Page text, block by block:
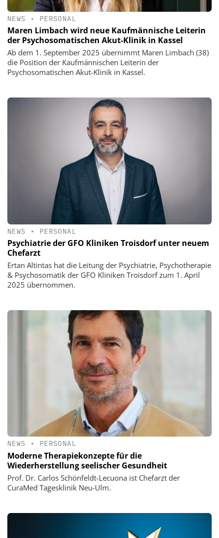
NEWS • PERSONAL
Maren Limbach wird neue Kaufmännische Leiterin
der Psychosomatischen Akut-Klinik in Kassel
Ab dem 1. September 2025 übernimmt Maren Limbach (38)
die Position der Kaufmännischen Leiterin der
Psychosomatischen Akut-Klinik in Kassel.
NEWS • PERSONAL
Psychiatrie der GFO Kliniken Troisdorf unter neuem
Chefarzt
Ertan Altintas hat die Leitung der Psychiatrie, Psychotherapie
& Psychosomatik der GFO Kliniken Troisdorf zum 1. April
2025 übernommen.
NEWS • PERSONAL
Moderne Therapiekonzepte für die
Wiederherstellung seelischer Gesundheit
Prof. Dr. Carlos Schönfeldt-Lecuona ist Chefarzt der
CuraMed Tagesklinik Neu-Ulm.